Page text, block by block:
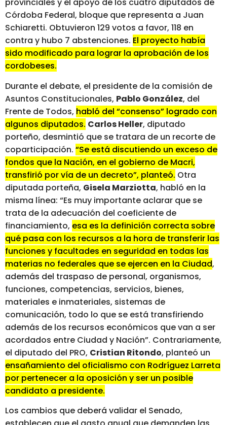
provinciales y el apoyo de los cuatro diputados de
Córdoba Federal, bloque que representa a Juan
Schiaretti. Obtuvieron 129 votos a favor, 118 en
contra y hubo 7 abstenciones. El proyecto había
sido modificado para lograr la aprobación de los
cordobeses.
Durante el debate, el presidente de la comisión de
Asuntos Constitucionales, Pablo González, del
Frente de Todos, habló del “consenso” logrado con
algunos diputados. Carlos Heller, diputado
porteño, desmintió que se tratara de un recorte de
coparticipación. “Se está discutiendo un exceso de
fondos que la Nación, en el gobierno de Macri,
transfirió por vía de un decreto”, planteó. Otra
diputada porteña, Gisela Marziotta, habló en la
misma línea: “Es muy importante aclarar que se
trata de la adecuación del coeficiente de
financiamiento, esa es la definición correcta sobre
qué pasa con los recursos a la hora de transferir las
funciones y facultades en seguridad en todas las
materias no federales que se ejercen en la Ciudad,
además del traspaso de personal, organismos,
funciones, competencias, servicios, bienes,
materiales e inmateriales, sistemas de
comunicación, todo lo que se está transfiriendo
además de los recursos económicos que van a ser
acordados entre Ciudad y Nación”. Contrariamente,
el diputado del PRO, Cristian Ritondo, planteó un
ensañamiento del oficialismo con Rodríguez Larreta
por pertenecer a la oposición y ser un posible
candidato a presidente.
Los cambios que deberá validar el Senado,